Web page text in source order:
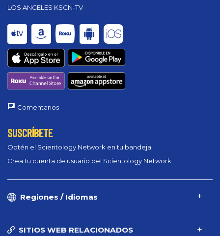
LOS ANGELES KSCN-TV
Comentarios
SUSCRÍBETE
Obtén el Scientology Network en tu bandeja
Crea tu cuenta de usuario del Scientology Network
Regiones / Idiomas
SITIOS WEB RELACIONADOS